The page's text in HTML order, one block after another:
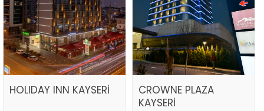
HOLIDAY INN KAYSERİ
CROWNE PLAZA
KAYSERİ